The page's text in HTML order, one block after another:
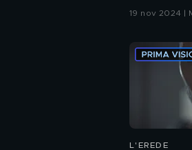
proprio
19 nov 2024 |
L'EREDE